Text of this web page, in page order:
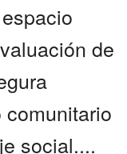
de
social....